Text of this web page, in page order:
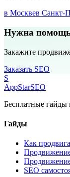
в Москвев Санкт-
Нужна
Закажите
Заказать SEO
S
AppStarSEO
Бесплатные гайды
Гайды
Как
SEO